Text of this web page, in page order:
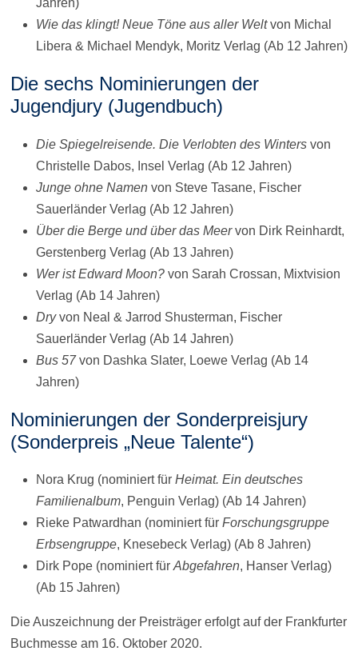
Wie das klingt! Neue Töne aus aller Weltvon Michal
Libera & Michael Mendyk, Moritz Verlag (Ab 12 Jahren)
Die sechs Nominierungen der
Jugendjury (Jugendbuch)
Die Spiegelreisende. Die Verlobten des Wintersvon
Christelle Dabos, Insel Verlag (Ab 12 Jahren)
Junge ohne Namenvon Steve Tasane, Fischer
Sauerländer Verlag (Ab 12 Jahren)
Über die Berge und über das Meervon Dirk Reinhardt,
Gerstenberg Verlag (Ab 13 Jahren)
Wer ist Edward Moon?von Sarah Crossan, Mixtvision
Verlag (Ab 14 Jahren)
Dryvon Neal & Jarrod Shusterman, Fischer
Sauerländer Verlag (Ab 14 Jahren)
Bus 57von Dashka Slater, Loewe Verlag (Ab 14
Jahren)
Nominierungen der Sonderpreisjury
(Sonderpreis „Neue Talente“)
Nora Krug (nominiert für Heimat. Ein deutsches
Familienalbum, Penguin Verlag) (Ab 14 Jahren)
Rieke Patwardhan (nominiert fürForschungsgruppe
Erbsengruppe, Knesebeck Verlag) (Ab 8 Jahren)
Dirk Pope (nominiert fürAbgefahren, Hanser Verlag)
(Ab 15 Jahren)
Die Auszeichnung der Preisträger erfolgt auf der Frankfurter
Buchmesse am 16. Oktober 2020.